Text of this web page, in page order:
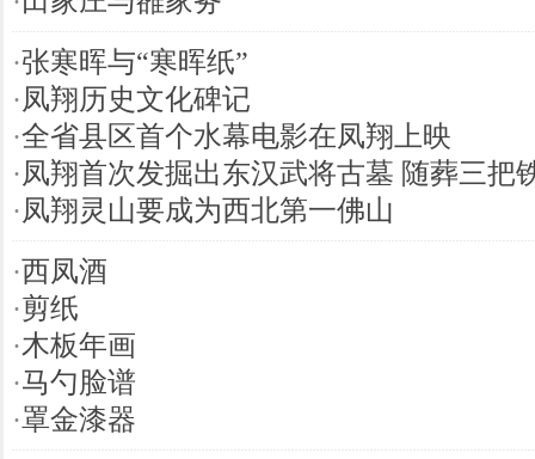
·张寒晖与“寒晖纸”
·凤翔历史文化碑记
·全省县区首个水幕电影在凤翔上映
·凤翔首次发掘出东汉武将古墓 随葬三把
·凤翔灵山要成为西北第一佛山
·西凤酒
·剪纸
·木板年画
·马勺脸谱
·罩金漆器